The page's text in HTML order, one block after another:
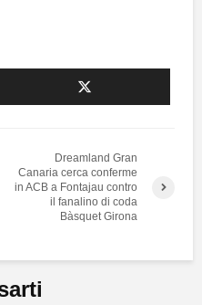
Dreamland Gran
Canaria cerca conferme
in ACB a Fontajau contro
il fanalino di coda
Bàsquet Girona